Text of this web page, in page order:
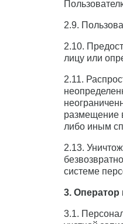
2.9.
2.10.
лицу или
2.11.
размещение
либо иным
2.13.
системе
3.
3.1.